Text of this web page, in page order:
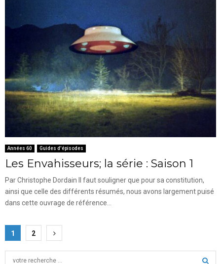
Années 60 Guides d'épisodes
Les Envahisseurs; la série : Saison 1
Par Christophe Dordain Il faut souligner que pour sa constitution,
ainsi que celle des différents résumés, nous avons largement puisé
dans cette ouvrage de référence...
Pagination
des
1 2